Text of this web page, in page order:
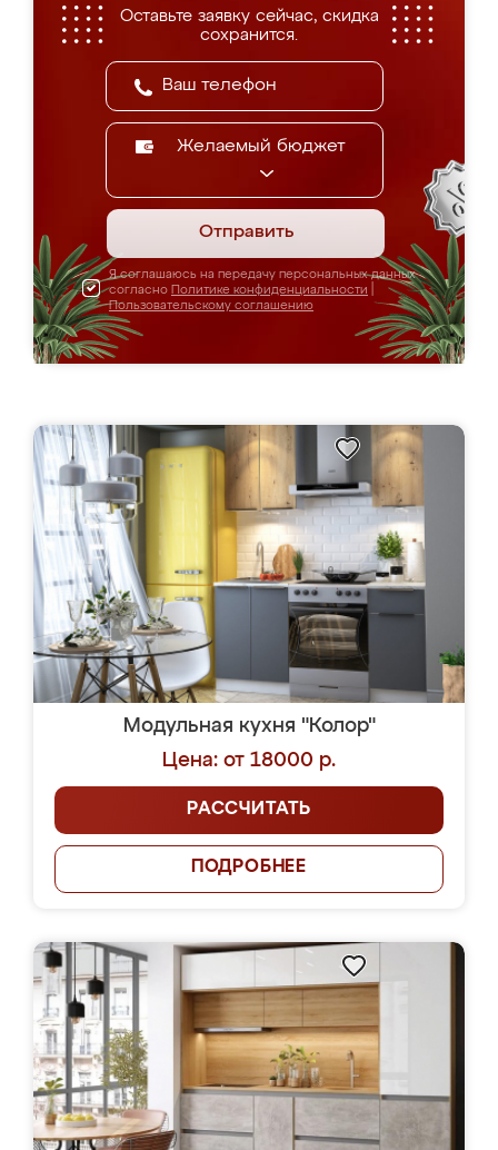
Оставьте заявку сейчас, скидка
сохранится.
Желаемый бюджет
Отправить
Я соглашаюсь на передачу персональных данных
согласно Политике конфиденциальности
Пользовательскому соглашению
Модульная кухня "Колор"
Цена: от 18000 р.
РАССЧИТАТЬ
ПОДРОБНЕЕ